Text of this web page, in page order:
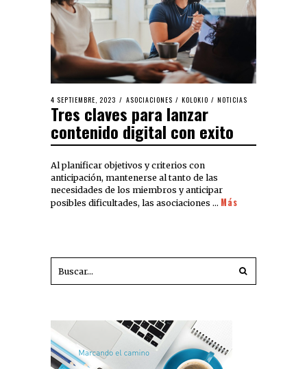
4 SEPTIEMBRE, 2023 ASOCIACIONES / KOLOKIO / NOTICIAS
Tres claves para lanzar
contenido digital con exito
Al planificar objetivos y criterios con
anticipación, mantenerse al tanto de las
necesidades de los miembros y anticipar
posibles dificultades, las asociaciones … Más